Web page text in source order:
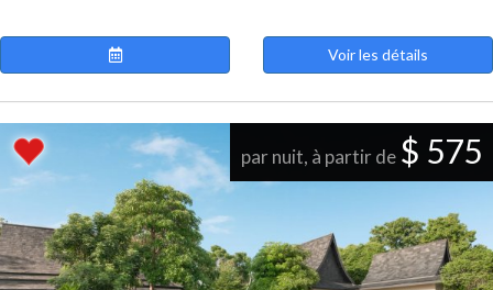
Voir les détails
par nuit, à partir de $ 575